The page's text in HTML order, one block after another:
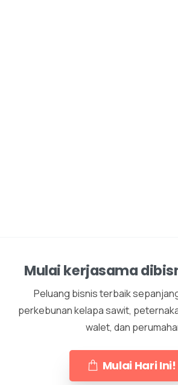
Mulai kerjasama
Peluang bisnis terbaik
perkebunan kelapa sawit,
walet, dan
Mulai Hari Ini!